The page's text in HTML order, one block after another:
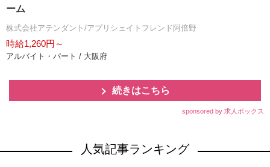
ーム
株式会社アテンダント/アプリシェイトフレンド阿倍野
時給1,260円～
アルバイト・パート / 大阪府
続きはこちら
sponsored by 求人ボックス
人気記事ランキング